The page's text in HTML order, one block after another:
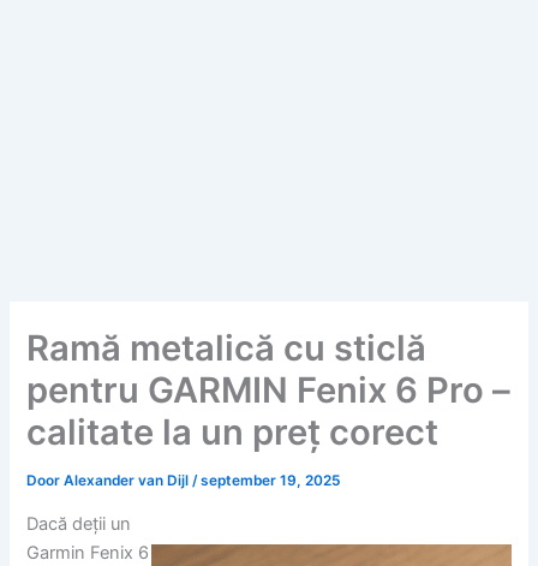
Ramă metalică cu sticlă
pentru GARMIN Fenix 6 Pro –
calitate la un preț corect
DoorAlexander van Dijl/september 19, 2025
Dacă deții un
Garmin Fenix 6